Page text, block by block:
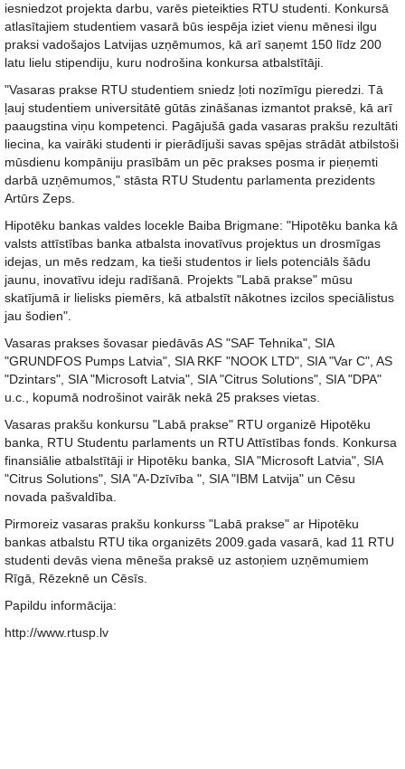
iesniedzot projekta darbu, varēs pieteikties RTU studenti. Konkursā
atlasītajiem studentiem vasarā būs iespēja iziet vienu mēnesi ilgu
praksi vadošajos Latvijas uzņēmumos, kā arī saņemt 150 līdz 200
latu lielu stipendiju, kuru nodrošina konkursa atbalstītāji.
"Vasaras prakse RTU studentiem sniedz ļoti nozīmīgu pieredzi. Tā
ļauj studentiem universitātē gūtās zināšanas izmantot praksē, kā arī
paaugstina viņu kompetenci. Pagājušā gada vasaras prakšu rezultāti
liecina, ka vairāki studenti ir pierādījuši savas spējas strādāt atbilstoši
mūsdienu kompāniju prasībām un pēc prakses posma ir pieņemti
darbā uzņēmumos," stāsta RTU Studentu parlamenta prezidents
Artūrs Zeps.
Hipotēku bankas valdes locekle Baiba Brigmane: "Hipotēku banka kā
valsts attīstības banka atbalsta inovatīvus projektus un drosmīgas
idejas, un mēs redzam, ka tieši studentos ir liels potenciāls šādu
jaunu, inovatīvu ideju radīšanā. Projekts "Labā prakse" mūsu
skatījumā ir lielisks piemērs, kā atbalstīt nākotnes izcilos speciālistus
jau šodien".
Vasaras prakses šovasar piedāvās AS "SAF Tehnika", SIA
"GRUNDFOS Pumps Latvia", SIA RKF "NOOK LTD", SIA "Var C", AS
"Dzintars", SIA "Microsoft Latvia", SIA "Citrus Solutions", SIA "DPA"
u.c., kopumā nodrošinot vairāk nekā 25 prakses vietas.
Vasaras prakšu konkursu "Labā prakse" RTU organizē Hipotēku
banka, RTU Studentu parlaments un RTU Attīstības fonds. Konkursa
finansiālie atbalstītāji ir Hipotēku banka, SIA "Microsoft Latvia", SIA
"Citrus Solutions", SIA "A-Dzīvība ", SIA "IBM Latvija" un Cēsu
novada pašvaldība.
Pirmoreiz vasaras prakšu konkurss "Labā prakse" ar Hipotēku
bankas atbalstu RTU tika organizēts 2009.gada vasarā, kad 11 RTU
studenti devās viena mēneša praksē uz astoņiem uzņēmumiem
Rīgā, Rēzeknē un Cēsīs.
Papildu informācija:
http://www.rtusp.lv